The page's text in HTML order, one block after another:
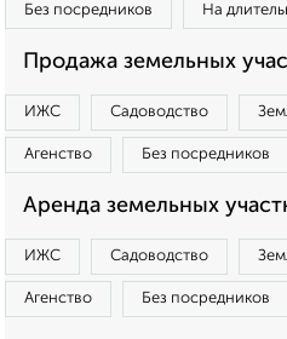
Без посредников На
Продажа земельных
ИЖС Садоводство
Агенство Без посредников
Аренда земельных
ИЖС Садоводство
Агенство Без посредников